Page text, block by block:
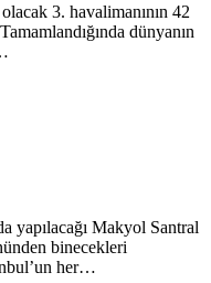
3. havalimanının 42
dünyanın
yapılacağı Makyol Santral
binecekleri
her…